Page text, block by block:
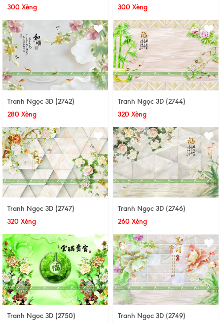
300 Xèng
300 Xèng
Tranh Ngọc 3D (2742)
280 Xèng
Tranh Ngọc 3D (2744)
320 Xèng
Tranh Ngọc 3D (2747)
320 Xèng
Tranh Ngọc 3D (2746)
260 Xèng
Tranh Ngọc 3D (2750) Tranh Ngọc 3D (2749)